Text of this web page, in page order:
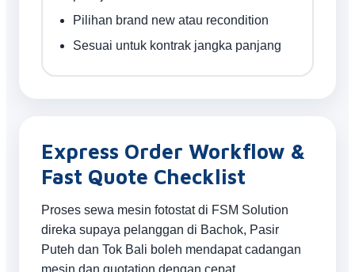
Pilihan brand new atau recondition
Sesuai untuk kontrak jangka panjang
Express Order Workflow &
Fast Quote Checklist
Proses sewa mesin fotostat di FSM Solution
direka supaya pelanggan di Bachok, Pasir
Puteh dan Tok Bali boleh mendapat cadangan
mesin dan quotation dengan cepat.